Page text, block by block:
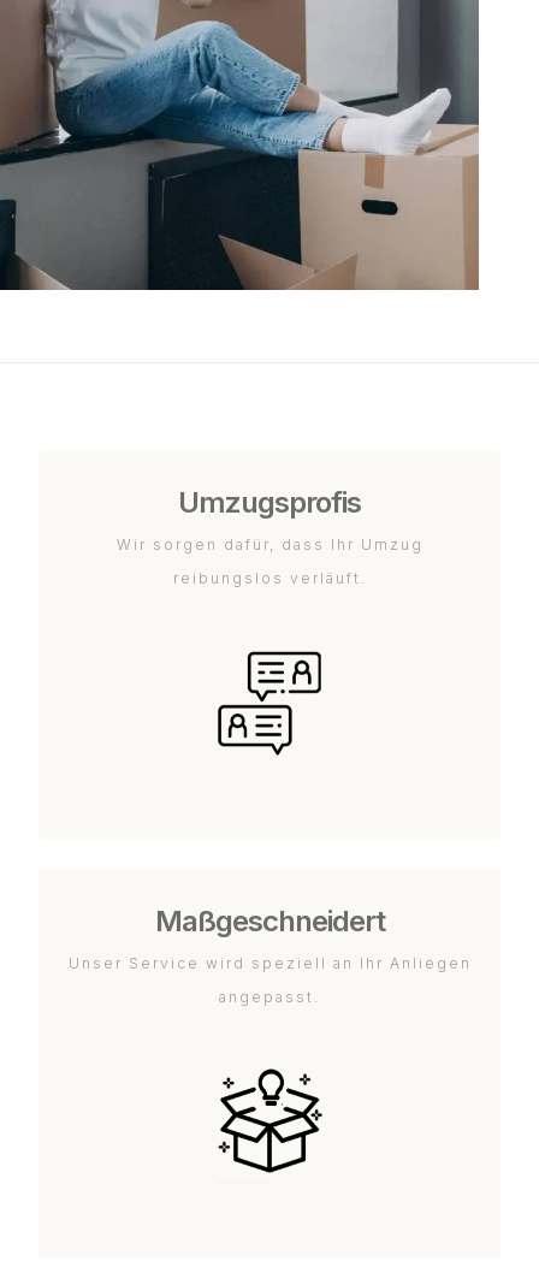
Umzugsprofis
Wir sorgen dafür, dass Ihr Umzug
reibungslos verläuft.
Maßgeschneidert
Unser Service wird speziell an Ihr Anliegen
angepasst.